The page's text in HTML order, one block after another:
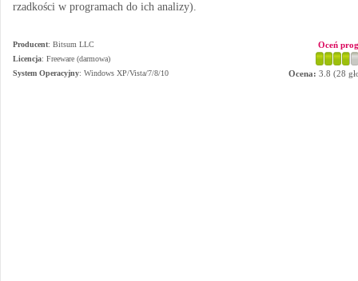
rzadkości w programach do ich analizy).
Producent: Bitsum LLC
Licencja: Freeware (darmowa)
System Operacyjny: Windows XP/Vista/7/8/10
Oceń
Ocena: 3.8 (28